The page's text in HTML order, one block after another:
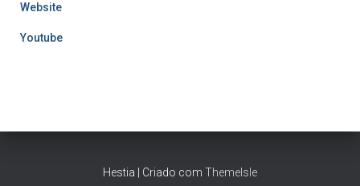
Website
Youtube
Hestia | Criado com ThemeIsle